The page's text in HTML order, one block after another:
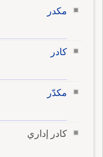
مكدر
كادر
مكدّر
كادر إداري